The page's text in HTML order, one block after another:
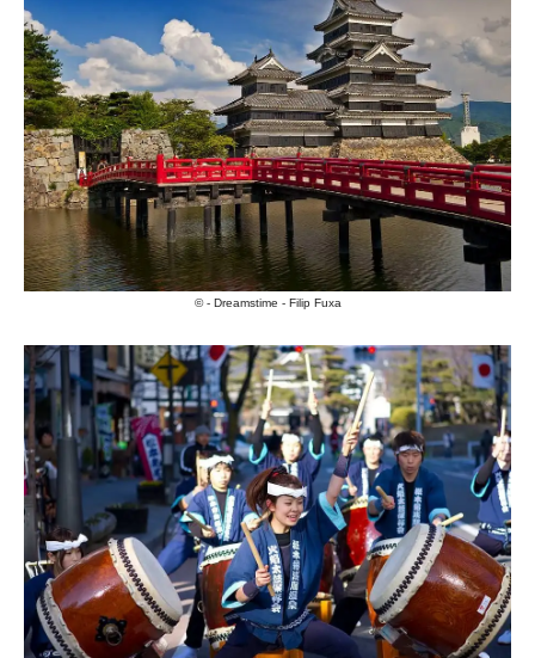
© - Dreamstime - Filip Fuxa